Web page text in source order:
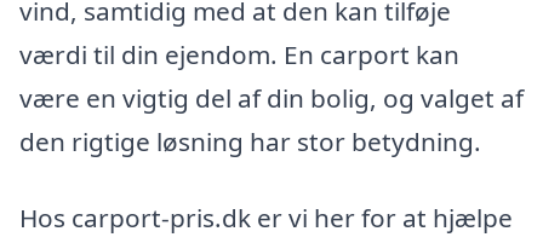
vind, samtidig med at den kan tilføje
værdi til din ejendom. En carport kan
være en vigtig del af din bolig, og valget af
den rigtige løsning har stor betydning.
Hos carport-pris.dk er vi her for at hjælpe